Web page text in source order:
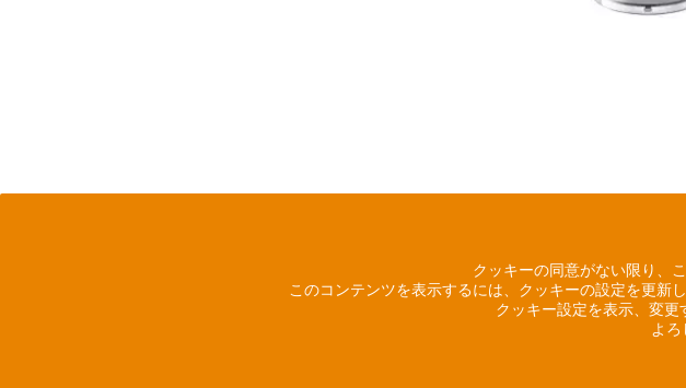
クッキーの同意がない限り、
このコンテンツを表示するには、クッキーの設定を更新
クッキー設定を表示、変更
よろ